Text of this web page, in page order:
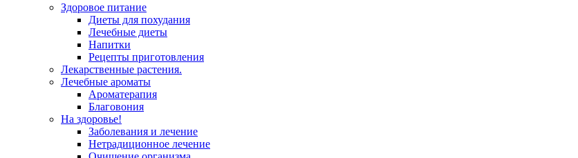
Здоровое питание
Диеты для похудания
Лечебные диеты
Напитки
Рецепты приготовления
Лекарственные растения.
Лечебные ароматы
Ароматерапия
Благовония
На здоровье!
Заболевания и лечение
Нетрадиционное лечение